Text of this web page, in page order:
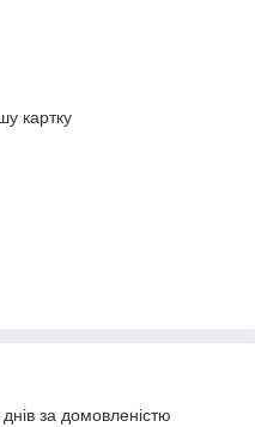
картку
за домовленістю